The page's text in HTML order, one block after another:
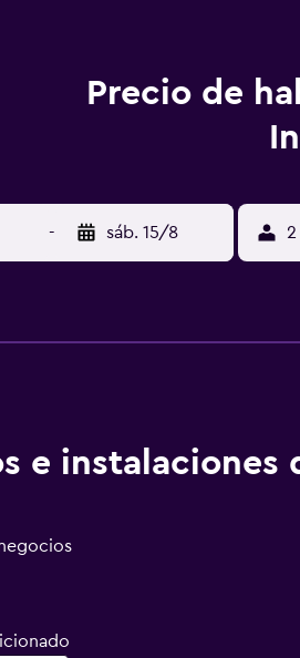
Precio de
- sáb. 15/8 2
e instalaciones